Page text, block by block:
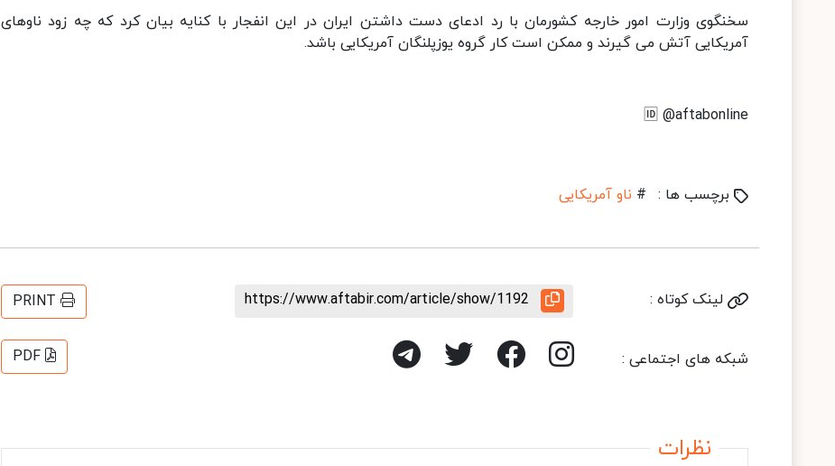
سخنگوی وزارت امور خارجه کشورمان با رد ادعای دست داشتن ایران در این انفجار با کنایه بیان کرد که چه زود ناوهای
آمریکایی آتش می گیرند و ممکن است کار گروه یوزپلنگان آمریکایی باشد.
🆔 @aftabonline
برچسب ها : # ناو آمریکایی
لینک کوتاه : https://www.aftabir.com/article/show/1192
PRINT
شبکه های اجتماعی : PDF
نظرات